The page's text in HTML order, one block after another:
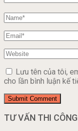
Lưu tên của tôi,
cho lần bình luận kế
TƯ VẤN THI